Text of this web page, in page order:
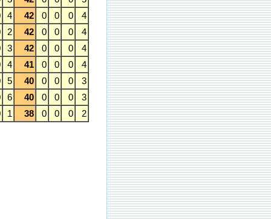
4 42 0 0 0
4
2 42 0 0 0
4
3 42 0 0 0
4
4 41 0 0 0
4
5 40 0 0 0
3
6 40 0 0 0
3
1 38 0 0 0 2